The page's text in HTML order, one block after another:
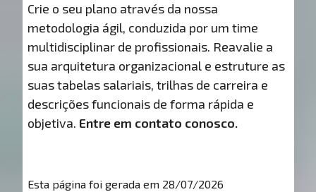
Crie o seu plano através da nossa
metodologia ágil, conduzida por um time
multidisciplinar de profissionais. Reavalie a
sua arquitetura organizacional e estruture as
suas tabelas salariais, trilhas de carreira e
descrições funcionais de forma rápida e
objetiva. Entre em contato conosco.
Esta página foi gerada em 28/07/2026